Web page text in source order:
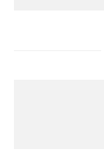
DRAGON
recebe